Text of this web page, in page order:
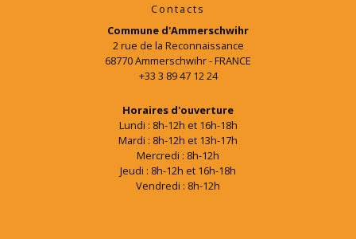
Contacts
Commune d'Ammerschwihr
2 rue de la Reconnaissance
68770 Ammerschwihr - FRANCE
+33 3 89 47 12 24
Horaires d'ouverture
Lundi : 8h-12h et 16h-18h
Mardi : 8h-12h et 13h-17h
Mercredi : 8h-12h
Jeudi : 8h-12h et 16h-18h
Vendredi : 8h-12h